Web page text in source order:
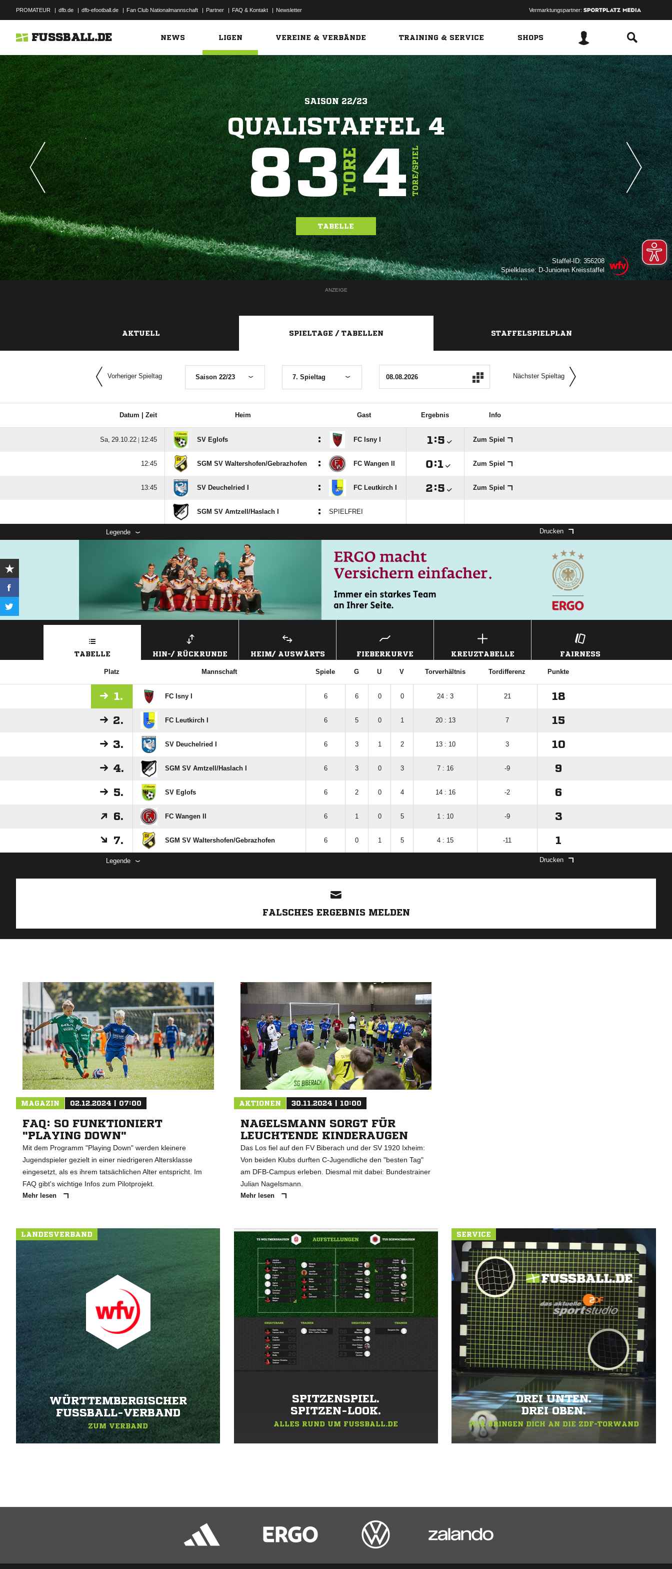
PROMATEUR | dfb.de | dfb-efootball.de | Fan Club Nationalmannschaft | Partner | FAQ & Kontakt | Newsletter Vermarktungspartner:
FUSSBALL.DE NEWS LIGEN VEREINE & VERBÄNDE TRAINING & SERVICE SHOPS
SAISON 22/23
QUALISTAFFEL 4
83TORE4TORE/SPIEL
TABELLE
Staffel-ID: 356208
Spielklasse: D-Junioren Kreisstaffel
ANZEIGE
AKTUELL SPIELTAGE / TABELLEN STAFFELSPIELPLAN
Vorheriger Spieltag Saison 22/23 7. Spieltag Nächster Spieltag
Datum | Zeit Heim Gast Ergebnis Info
  |  SV Eglofs : FC Isny I : Zum Spiel
 SGM SV Waltershofen/​Gebrazhofen : FC Wangen II : Zum Spiel
 SV Deuchelried I : FC Leutkirch I : Zum Spiel
SGM SV Amtzell/​Haslach I : SPIELFREI
Legende Drucken
TABELLE HIN-/ RÜCKRUNDE HEIM/ AUSWÄRTS FIEBERKURVE KREUZTABELLE FAIRNESS
Platz Mannschaft Spiele G U V Torverhältnis Tordifferenz Punkte
1. FC Isny I 6 6 0 0 24 : 3 21 18
2. FC Leutkirch I 6 5 0 1 20 : 13 7 15
3. SV Deuchelried I 6 3 1 2 13 : 10 3 10
4. SGM SV Amtzell/​Haslach I 6 3 0 3 7 : 16 -9 9
5. SV Eglofs 6 2 0 4 14 : 16 -2 6
6. FC Wangen II 6 1 0 5 1 : 10 -9 3
7. SGM SV Waltershofen/​Gebrazhofen 6 0 1 5 4 : 15 -11 1
Legende Drucken
FALSCHES ERGEBNIS MELDEN
MAGAZIN 02.12.2024 | 07:00
FAQ: SO FUNKTIONIERT
"PLAYING DOWN"
Mit dem Programm "Playing Down" werden kleinere
Jugendspieler gezielt in einer niedrigeren Altersklasse
eingesetzt, als es ihrem tatsächlichen Alter entspricht. Im
FAQ gibt's wichtige Infos zum Pilotprojekt.
Mehr lesen
AKTIONEN 30.11.2024 | 10:00
NAGELSMANN SORGT FÜR
LEUCHTENDE KINDERAUGEN
Das Los fiel auf den FV Biberach und der SV 1920 Ixheim:
Von beiden Klubs durften C-Jugendliche den "besten Tag"
am DFB-Campus erleben. Diesmal mit dabei: Bundestrainer
Julian Nagelsmann.
Mehr lesen
LANDESVERBAND
WÜRTTEMBERGISCHER
FUSSBALL-VERBAND
ZUM VERBAND
SPITZENSPIEL.
SPITZEN-LOOK.
ALLES RUND UM FUSSBALL.DE
SERVICE
DREI UNTEN.
DREI OBEN.
WIR BRINGEN DICH AN DIE ZDF-TORWAND